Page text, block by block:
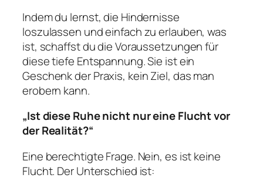
Indem du lernst, die Hindernisse
loszulassen und einfach zu erlauben, was
ist, schaffst du die Voraussetzungen für
diese tiefe Entspannung. Sie ist ein
Geschenk der Praxis, kein Ziel, das man
erobern kann.
„Ist diese Ruhe nicht nur eine Flucht vor
der Realität?“
Eine berechtigte Frage. Nein, es ist keine
Flucht. Der Unterschied ist: